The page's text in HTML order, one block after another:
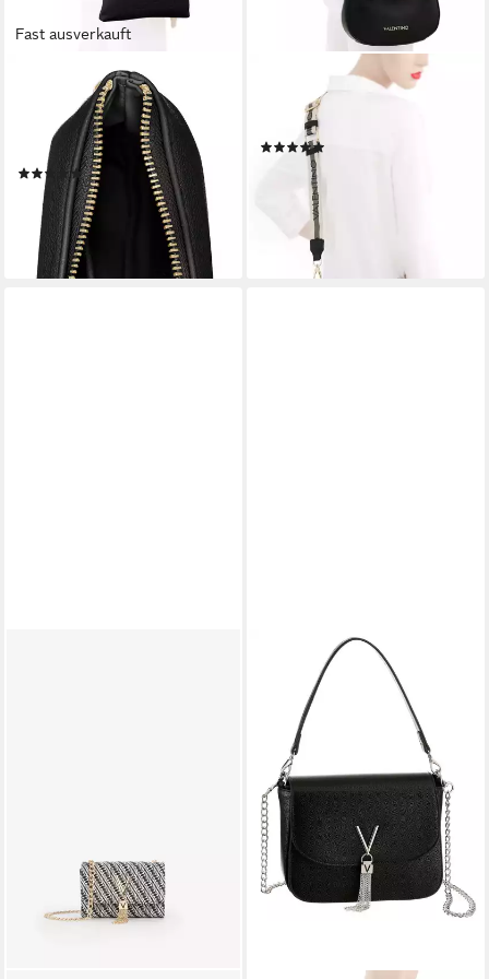
Fast ausverkauft
VALENTINO BAGS
Umhängetasche FOXY RE,
Schultertasche, Mini Bag,
Handtasche Damen
(13)
84,59 €
lieferbar - in 1-2 Werktagen bei dir
VALENTINO BAGS
Schultertasche ZERO RE, im
schicken Design
ab 89,25 €
lieferbar - in 2-3 Werktagen bei dir